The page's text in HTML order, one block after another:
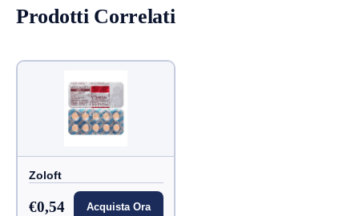
Prodotti Correlati
Zoloft
€0,54 Acquista Ora